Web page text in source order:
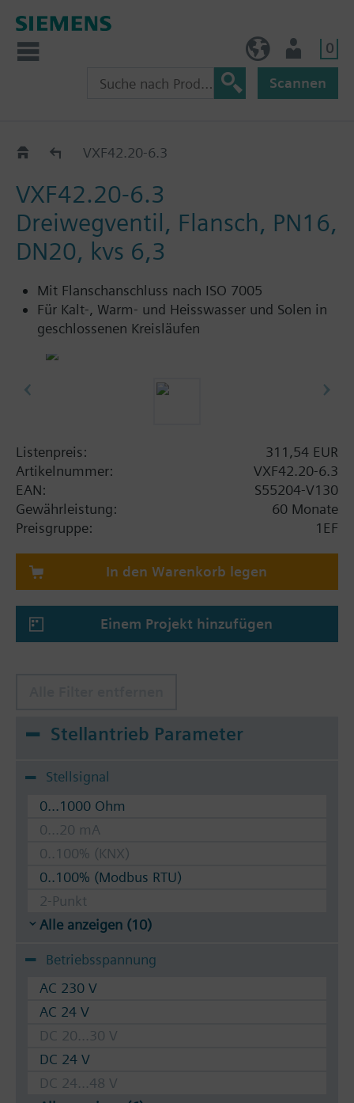
0
Scannen
VXF42..VXF42.20-6.3
VXF42.20-6.3
Dreiwegventil, Flansch, PN16,
DN20, kvs 6,3
Mit Flanschanschluss nach ISO 7005
Für Kalt-, Warm- und Heisswasser und Solen in
geschlossenen Kreisläufen
Listenpreis:
311,54 EUR
Artikelnummer:
VXF42.20-6.3
EAN:
S55204-V130
Gewährleistung:
60 Monate
Preisgruppe:
1EF
In den Warenkorb legen
Einem Projekt hinzufügen
Stellantrieb Parameter
Stellsignal
0...1000 Ohm
0...20 mA
0..100% (KNX)
0..100% (Modbus RTU)
2-Punkt
Alle anzeigen (10)
Betriebsspannung
AC 230 V
AC 24 V
DC 20...30 V
DC 24 V
DC 24...48 V